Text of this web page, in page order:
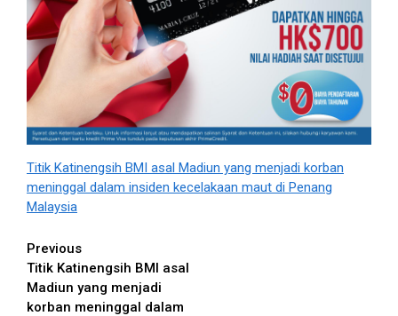
Titik Katinengsih BMI asal Madiun yang menjadi korban
meninggal dalam insiden kecelakaan maut di Penang
Malaysia
Continue
Reading
Previous
Titik Katinengsih BMI asal
Madiun yang menjadi
korban meninggal dalam